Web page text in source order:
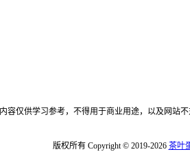
容仅供学习参考，不得用于商业用途，以及网站
版权所有 Copyright © 2019-2026 茶叶